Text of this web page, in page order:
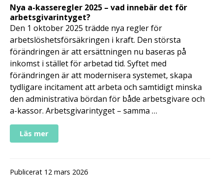
Nya a-kasseregler 2025 – vad innebär det för
arbetsgivarintyget?
Den 1 oktober 2025 trädde nya regler för
arbetslöshetsförsäkringen i kraft. Den största
förändringen är att ersättningen nu baseras på
inkomst i stället för arbetad tid. Syftet med
förändringen är att modernisera systemet, skapa
tydligare incitament att arbeta och samtidigt minska
den administrativa bördan för både arbetsgivare och
a-kassor. Arbetsgivarintyget – samma …
Läs mer
Publicerat 12 mars 2026